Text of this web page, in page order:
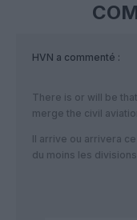
HVN a commenté :
There is or will be
merge the civil
Il arrive ou arrivera
du moins les